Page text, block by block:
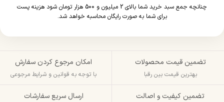
چنانچه جمع سبد خرید شما بالای 2 میلیون و 500 هزار تومان شود هزینه پست
برای شما به صورت رایگان محاسبه خواهد شد.
تضمین قیمت محصولات
بهترین قیمت بین رقبا
امکان مرجوع کردن سفارش
با توجه به قوانین و شرایط مرجوعی
تضمین کیفیت و اصالت ارسال سریع سفارشات